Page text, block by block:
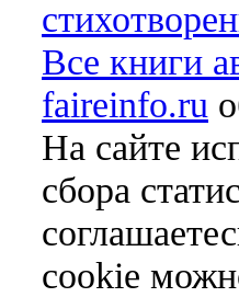
Все книги
faireinfo.ru
На сайте
сбора
cookie